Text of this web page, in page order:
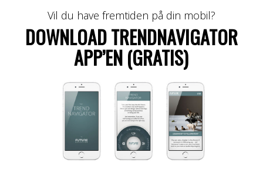
Vil du have fremtiden på din mobil?
DOWNLOAD TRENDNAVIGATOR
APP’EN (GRATIS)